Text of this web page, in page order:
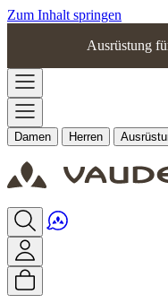
Zum Inhalt springen
Ausrüstung
Damen Herren